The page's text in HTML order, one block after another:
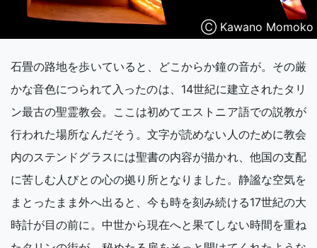
Ⓒ Kawano Momoko
石畳の路地を歩いていると、どこからか鐘の音が。その厳
かな音色につられて入ったのは、14世紀に建立されたタリ
ン最古の聖霊教会。ここは初めてエストニア語での説教が
行われた場所なんだそう。文字が読めない人のために教会
内のステンドグラスには聖書の内容が描かれ、他国の支配
に苦しむ人びとの心の拠り所となりました。静謐な空気を
まとったまま外へ出ると、今も時を刻み続ける17世紀の大
時計が目の前に。中世から現在へと果てしない時間を重ね